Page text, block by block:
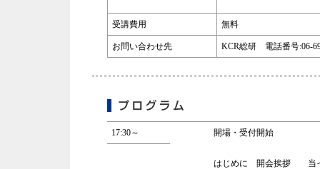
受講費用 無料
お問い合わせ先 KCR総研 電話番号:06-
17:30～ 開場・受付開始
はじめに 開会挨拶 当